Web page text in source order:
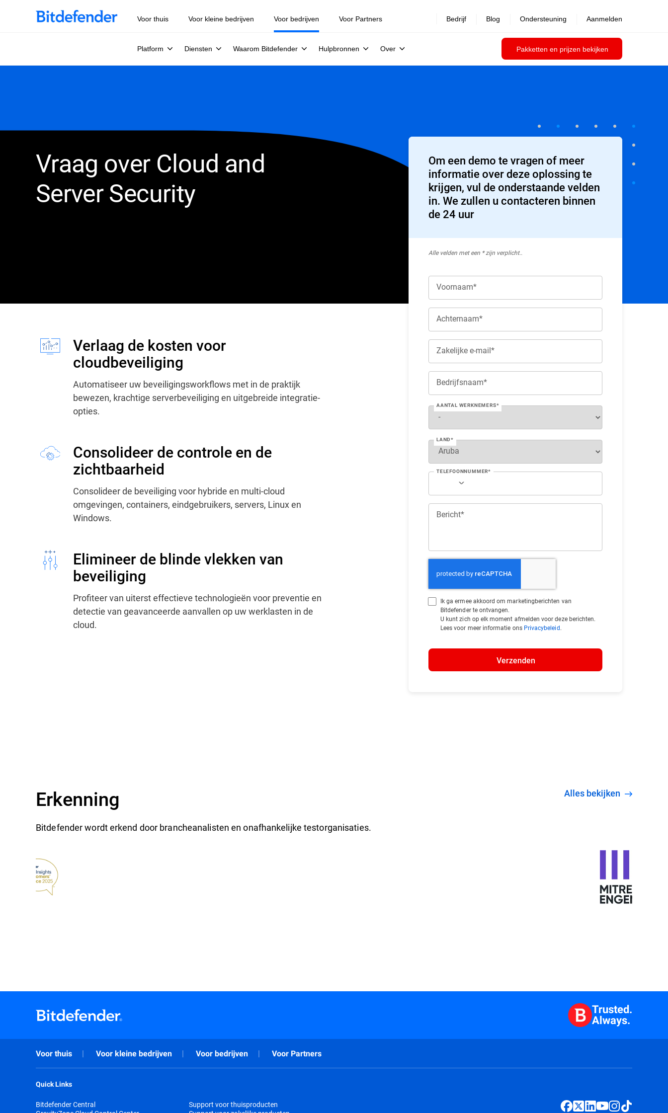
Voor thuis Voor kleine bedrijven Voor bedrijven
Platform Diensten Waarom Bitdefender Hulpbronnen Over Pakketten en prijzen bekijken
Voor Partners Bedrijf Blog Ondersteuning Aanmelden
Vraag over Cloud and
Server Security
Verlaag de kosten voor
cloudbeveiliging
Automatiseer uw beveiligingsworkflows met in de praktijk
bewezen, krachtige serverbeveiliging en uitgebreide integratie-
opties.
Consolideer de controle en de
zichtbaarheid
Consolideer de beveiliging voor hybride en multi-cloud
omgevingen, containers, eindgebruikers, servers, Linux en
Windows.
Elimineer de blinde vlekken van
beveiliging
Profiteer van uiterst effectieve technologieën voor preventie en
detectie van geavanceerde aanvallen op uw werklasten in de
cloud.
Om een demo te vragen of meer
informatie over deze oplossing te
krijgen, vul de onderstaande velden
in. We zullen u contacteren binnen
de 24 uur
Alle velden met een * zijn verplicht..
Voornaam*
Achternaam*
Zakelijke e-mail*
Bedrijfsnaam*
AANTAL WERKNEMERS*
LAND*
TELEFOONNUMMER*
Bericht*
Ik ga ermee akkoord om marketingberichten van
Bitdefender te ontvangen.
U kunt zich op elk moment afmelden voor deze berichten.
Lees voor meer informatie ons Privacybeleid.
Verzenden
Erkenning
Bitdefender wordt erkend door brancheanalisten en onafhankelijke testorganisaties.
Alles bekijken
Trusted.
Always.
Voor thuis Voor kleine bedrijven Voor bedrijven Voor Partners
Quick Links
Bitdefender Central
Support voor thuisproducten